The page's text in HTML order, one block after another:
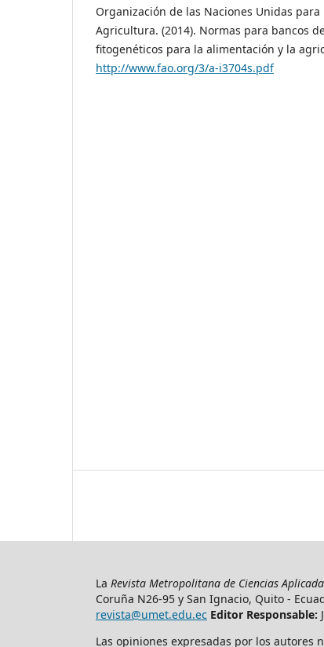
Organización de las Naciones Unidas
Agricultura. (2014). Normas para bancos
fitogenéticos para la alimentación y la
http://www.fao.org/3/a-i3704s.pdf
La Revista Metropolitana de Ciencias
Coruña N26-95 y San Ignacio, Quito -
revista@umet.edu.ec Editor Responsable:
Las opiniones expresadas por los